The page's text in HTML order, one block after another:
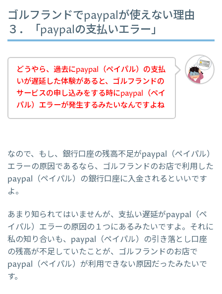
ゴルフランドでpaypalが使えない理由
３．「paypalの支払いエラー」
どうやら、過去にpaypal（ペイパル）の支払
いが遅延した体験があると、ゴルフランドの
サービスの申し込みをする時にpaypal（ペイ
パル）エラーが発生するみたいなんですよね
なので、もし、銀行口座の残高不足がpaypal（ペイパル）
エラーの原因であるなら、ゴルフランドのお店で利用した
paypal（ペイパル）の銀行口座に入金されるといいです
よ。
あまり知られてはいませんが、支払い遅延がpaypal（ペ
イパル）エラーの原因の１つにあるみたいですよ。それに
私の知り合いも、paypal（ペイパル）の引き落とし口座
の残高が不足していたことが、ゴルフランドのお店で
paypal（ペイパル）が利用できない原因だったみたいで
す。